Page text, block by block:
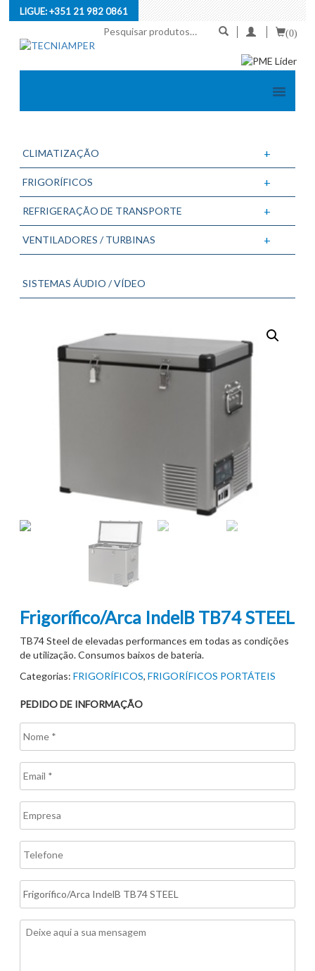
LIGUE:+351 21 982 0861
Pesquisar
(0)
CLIMATIZAÇÃO +
FRIGORÍFICOS +
REFRIGERAÇÃO DE TRANSPORTE +
VENTILADORES / TURBINAS +
SISTEMAS ÁUDIO / VÍDEO
Frigorífico/Arca IndelB TB74 STEEL
TB74 Steel de elevadas performances em todas as condições
de utilização. Consumos baixos de bateria.
Categorias:FRIGORÍFICOS,FRIGORÍFICOS PORTÁTEIS
PEDIDO DE INFORMAÇÃO
Mensagem